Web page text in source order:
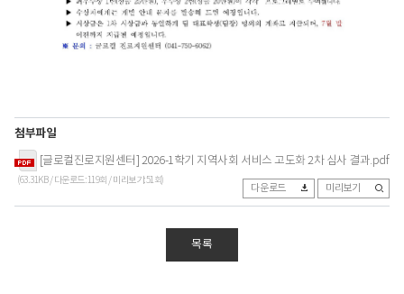
첨부파일
[글로컬진로지원센터] 2026-1학기 지역사회 서비스 고도화 2차 심사 결과.pdf
(63.31KB / 다운로드:119회 / 미리보기:51회)
다운로드 미리보기
목록